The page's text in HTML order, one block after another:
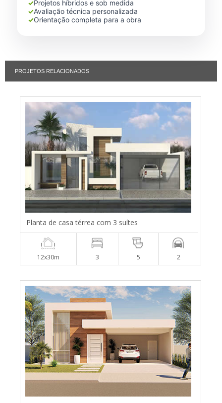
✓Projetos híbridos e sob medida
✓Avaliação técnica personalizada
✓Orientação completa para a obra
PROJETOS RELACIONADOS
Planta de casa térrea com 3 suítes
12x30m 3 5 2